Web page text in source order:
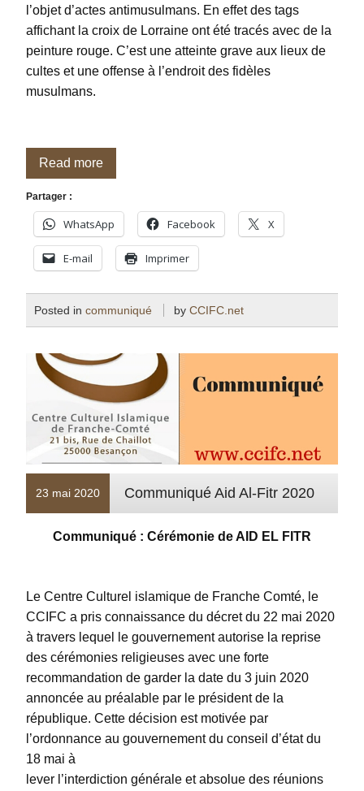
l’objet d’actes antimusulmans. En effet des tags
affichant la croix de Lorraine ont été tracés avec de la
peinture rouge. C’est une atteinte grave aux lieux de
cultes et une offense à l’endroit des fidèles
musulmans.
Read more
Partager :
WhatsApp Facebook X
E-mail Imprimer
Posted incommuniqué by CCIFC.net
23 mai 2020 Communiqué Aid Al-Fitr 2020
Communiqué : Cérémonie de AID EL FITR
Le Centre Culturel islamique de Franche Comté, le
CCIFC a pris connaissance du décret du 22 mai 2020
à travers lequel le gouvernement autorise la reprise
des cérémonies religieuses avec une forte
recommandation de garder la date du 3 juin 2020
annoncée au préalable par le président de la
république. Cette décision est motivée par
l’ordonnance au gouvernement du conseil d’état du
18 mai à
lever l’interdiction générale et absolue des réunions